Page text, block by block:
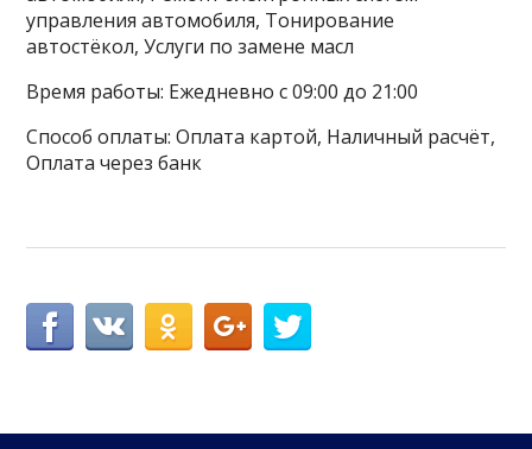
управления автомобиля, Тонирование
автостёкол, Услуги по замене масл
Время работы: Ежедневно с 09:00 до 21:00
Способ оплаты: Оплата картой, Наличный расчёт,
Оплата через банк